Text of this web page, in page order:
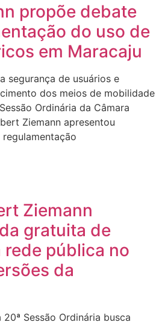
propõe debate
do uso de
em Maracaju
segurança de usuários e
dos meios de mobilidade
Ordinária da Câmara
Ziemann apresentou
Ziemann
gratuita de
pública no
da
Sessão Ordinária busca